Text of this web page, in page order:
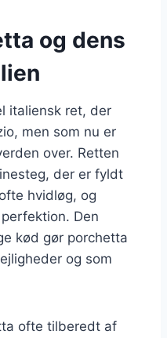
og dens
italiensk ret, der
men som nu er
over. Retten
der er fyldt
hvidløg, og
Den
kød gør porchetta
og som
ofte tilberedt af